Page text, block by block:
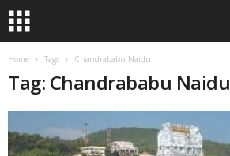
Home Tags Chandrababu Naidu
Tag: Chandrababu Naidu